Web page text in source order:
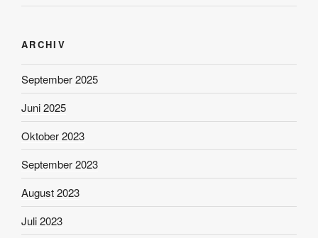
ARCHIV
September 2025
Juni 2025
Oktober 2023
September 2023
August 2023
Juli 2023